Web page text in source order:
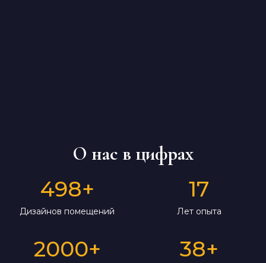
О нас в цифрах
498+
Дизайнов помещений
17
Лет опыта
2000+ 38+